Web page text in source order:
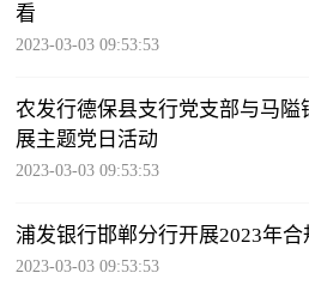
看
2023-03-03 09:53:53
农发行德保县支行党支部与马隘
展主题党日活动
2023-03-03 09:53:53
浦发银行邯郸分行开展2023年
2023-03-03 09:53:53